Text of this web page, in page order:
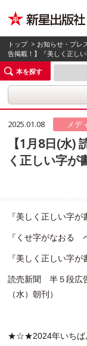
トップ> お知らせ・プレ
告掲載！】『美しく正し
本を探す
2025.01.08 メデ
【1月8日(水)
く正しい字
『美しく正しい字
『くせ字がなおる
『美しく正しい字
読売新聞 半５段広
（水）朝刊）
★☆★2024年いちば